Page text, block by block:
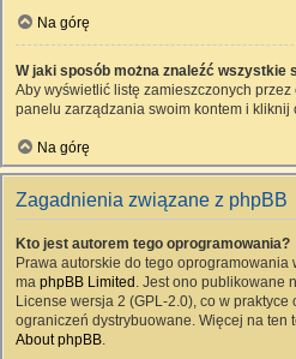
Na górę
W jaki sposób można znaleźć wszystkie
Aby wyświetlić listę zamieszczonych przez
panelu zarządzania swoim kontem i
Na górę
Zagadnienia związane z phpBB
Kto jest autorem tego oprogramowania?
Prawa autorskie do tego
ma phpBB Limited . Jest ono publikowane
License wersja 2 (GPL-2.0), co w praktyce
ograniczeń dystrybuowane. Więcej na ten
About phpBB.